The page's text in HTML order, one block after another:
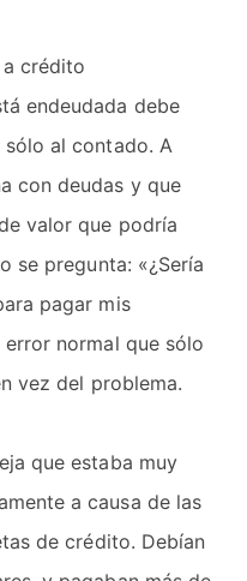
crédito
endeudada debe
al contado. A
con deudas y que
valor que podría
se pregunta: «¿Sería
pagar mis
error normal que sólo
vez del problema.
que estaba muy
a causa de las
de crédito. Debían